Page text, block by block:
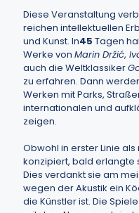
Diese Veranstaltung
reichen intellektuellen
und Kunst. In45 Tagen
Werke von Marin Držić,
auch die Weltklassiker
zu erfahren. Dann
Werken mit Parks,
internationalen und
zeigen.
Obwohl in erster Linie
konzipiert, bald erlangte
Dies verdankt sie am
wegen der Akustik ein
die Künstler ist. Die